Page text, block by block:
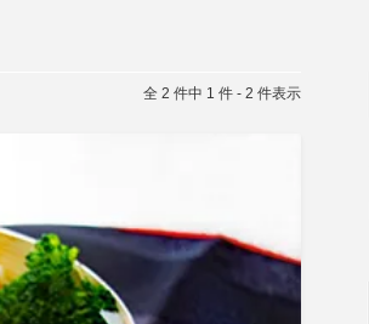
ハンモック・ティピー・テント
アクセサリー・消耗品
ブランド
全 2 件中 1 件 - 2 件表示